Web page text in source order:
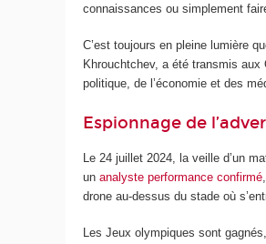
connaissances ou simplement
C’est toujours en pleine lumière
Khrouchtchev, a été transmis
politique, de l’économie et des
Espionnage de
Le 24 juillet 2024, la veille d’un
unanalyste performance confirmé
drone au-dessus du stade où
Les Jeux olympiques sont